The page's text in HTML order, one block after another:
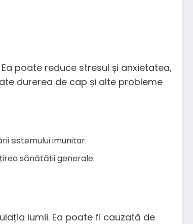
poate reduce stresul și anxietatea,
durerea de cap și alte probleme
sistemului imunitar.
sănătății generale.
lumii. Ea poate fi cauzată de